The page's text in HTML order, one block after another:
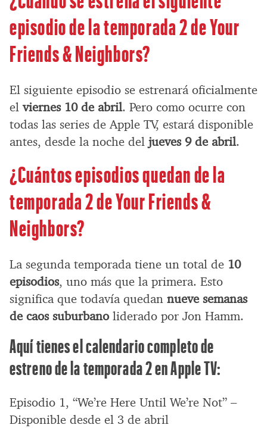
episodio de la temporada 2 de Your
Friends & Neighbors?
El siguiente episodio se estrenará oficialmente
el viernes 10 de abril. Pero como ocurre con
todas las series de Apple TV, estará disponible
antes, desde la noche del jueves 9 de abril.
¿Cuántos episodios quedan de la
temporada 2 de Your Friends &
Neighbors?
La segunda temporada tiene un total de 10
episodios, uno más que la primera. Esto
significa que todavía quedan nueve semanas
de caos suburbanoliderado por Jon Hamm.
Aquí tienes el calendario completo de
estreno de la temporada 2 en Apple TV:
Episodio 1, “We’re Here Until We’re Not” –
Disponible desde el 3 de abril